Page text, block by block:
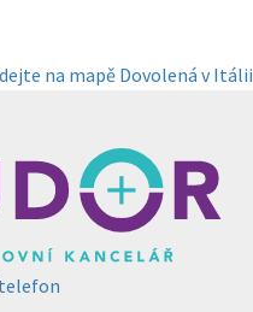
na mapě Dovolená v Itálii